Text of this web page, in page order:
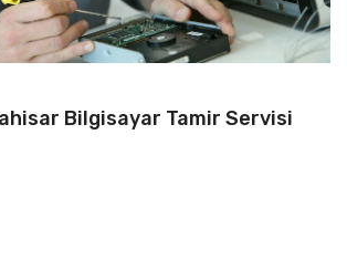
Bilgisayar Tamir Servisi